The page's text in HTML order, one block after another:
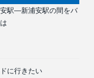
安駅―新浦安駅の間をバ
に行きたい